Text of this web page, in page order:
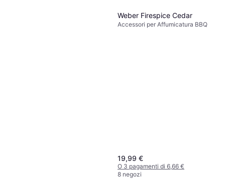
Weber Firespice Cedar
Accessori per Affumicatura BBQ
19,99 €
O 3 pagamenti di 6,66 €
8 negozi